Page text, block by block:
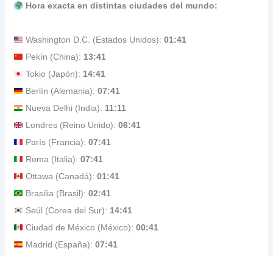
Hora exacta en distintas ciudades del mundo:
Washington D.C. (Estados Unidos):01:41
Pekín (China): 13:41
Tokio (Japón): 14:41
Berlín (Alemania):07:41
Nueva Delhi (India): 11:11
Londres (Reino Unido):06:41
París (Francia):07:41
Roma (Italia):07:41
Ottawa (Canadá):01:41
Brasilia (Brasil):02:41
Seúl (Corea del Sur): 14:41
Ciudad de México (México):00:41
Madrid (España):07:41